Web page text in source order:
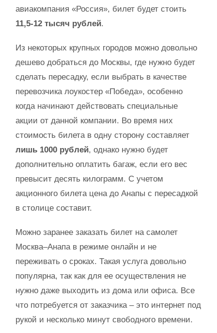
авиакомпания «Россия», билет будет стоить
11,5-12 тысяч рублей.
Из некоторых крупных городов можно довольно
дешево добраться до Москвы, где нужно будет
сделать пересадку, если выбрать в качестве
перевозчика лоукостер «Победа», особенно
когда начинают действовать специальные
акции от данной компании. Во время них
стоимость билета в одну сторону составляет
лишь 1000 рублей, однако нужно будет
дополнительно оплатить багаж, если его вес
превысит десять килограмм. С учетом
акционного билета цена до Анапы с пересадкой
в столице составит.
Можно заранее заказать билет на самолет
Москва–Анапа в режиме онлайн и не
переживать о сроках. Такая услуга довольно
популярна, так как для ее осуществления не
нужно даже выходить из дома или офиса. Все
что потребуется от заказчика – это интернет под
рукой и несколько минут свободного времени.